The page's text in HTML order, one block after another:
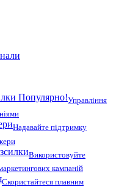
Популярно!Управління
Надавайте підтримку
Використовуйте
кампаній
Скористайтеся плавним